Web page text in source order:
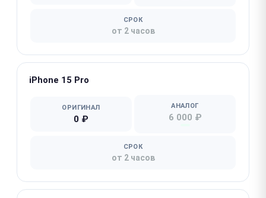
СРОК
от 2 часов
iPhone 15 Pro
ОРИГИНАЛ
0 ₽
АНАЛОГ
6 000 ₽
СРОК
от 2 часов